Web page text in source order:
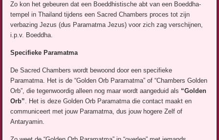
Zo kon het gebeuren dat een Boeddhistische abt van een Boeddha-
tempel in Thailand tijdens een Sacred Chambers proces tot zijn
verbazing Jezus (dus Paramatma Jezus) voor zich zag verschijnen,
i.p.v. Boeddha.
Specifieke Paramatma
De Sacred Chambers wordt bewoond door een specifieke
Paramatma. Het is de “Golden Orb Paramatma” of “Chambers Golden
Orb”, die tegenwoordig alleen nog maar wordt aangeduid als “Golden
Orb”. Het is deze Golden Orb Paramatma die contact maakt en
communiceert met jouw Paramatma, dus jouw hogere Zelf of
Antaryamin.